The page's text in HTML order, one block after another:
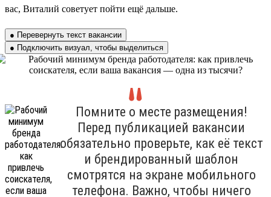
вас, Виталий советует пойти ещё дальше.
● Перевернуть текст вакансии
● Подключить визуал, чтобы выделиться
Помните о месте размещения!
Перед публикацией вакансии
обязательно проверьте, как её текст
и брендированный шаблон
смотрятся на экране мобильного
телефона. Важно, чтобы ничего